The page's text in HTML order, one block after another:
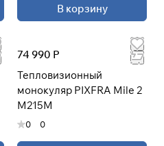
В корзину
74 990 Р
Тепловизионный
монокуляр PIXFRA Mile 2
M215М
0 0